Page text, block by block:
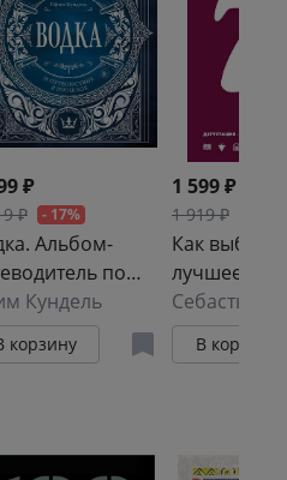
₽
₽ - 17%
Альбом-
по
и
в
Кундель
корзину
1 599 ₽
1 919 ₽
Как выбрать
лучшее
секунд
В корзину